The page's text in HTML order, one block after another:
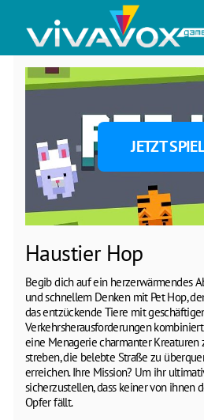
JETZT
Haustier Hop
Begib dich auf ein herzerwärmendes
und schnellem Denken mit Pet Hop,
das entzückende Tiere mit
Verkehrsherausforderungen
eine Menagerie charmanter Kreaturen
streben, die belebte Straße zu
erreichen. Ihre Mission? Um ihr
sicherzustellen, dass keiner von ihnen
Opfer fällt.